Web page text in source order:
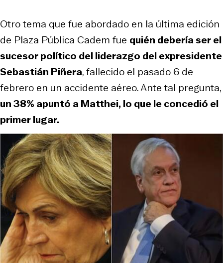
Otro tema que fue abordado en la última edición
de Plaza Pública Cadem fue quién debería ser el
sucesor político del liderazgo del expresidente
Sebastián Piñera, fallecido el pasado 6 de
febrero en un accidente aéreo. Ante tal pregunta,
un 38% apuntó a Matthei, lo que le concedió el
primer lugar.